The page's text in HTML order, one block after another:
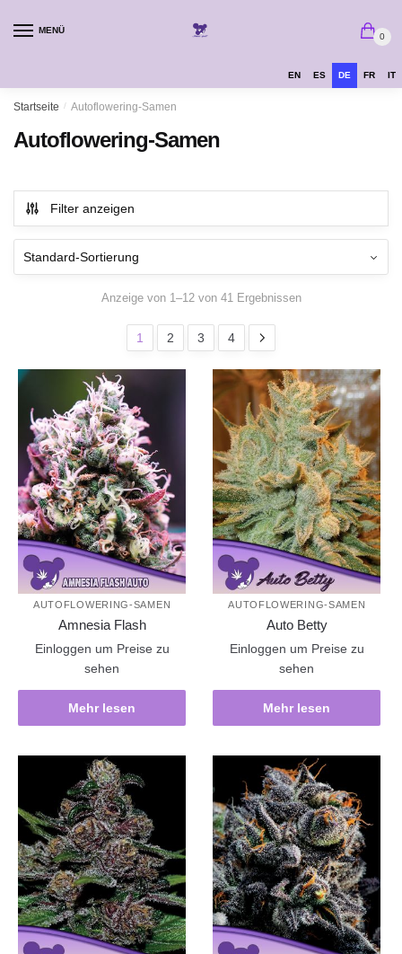
MENÜ
0
EN ES DE FR IT
Startseite / Autoflowering-Samen
Autoflowering-Samen
Filter anzeigen
Anzeige von 1–12 von 41 Ergebnissen
1 2 3 4
AUTOFLOWERING-SAMEN
Amnesia Flash
Einloggen um Preise zu
sehen
Mehr lesen
AUTOFLOWERING-SAMEN
Auto Betty
Einloggen um Preise zu
sehen
Mehr lesen